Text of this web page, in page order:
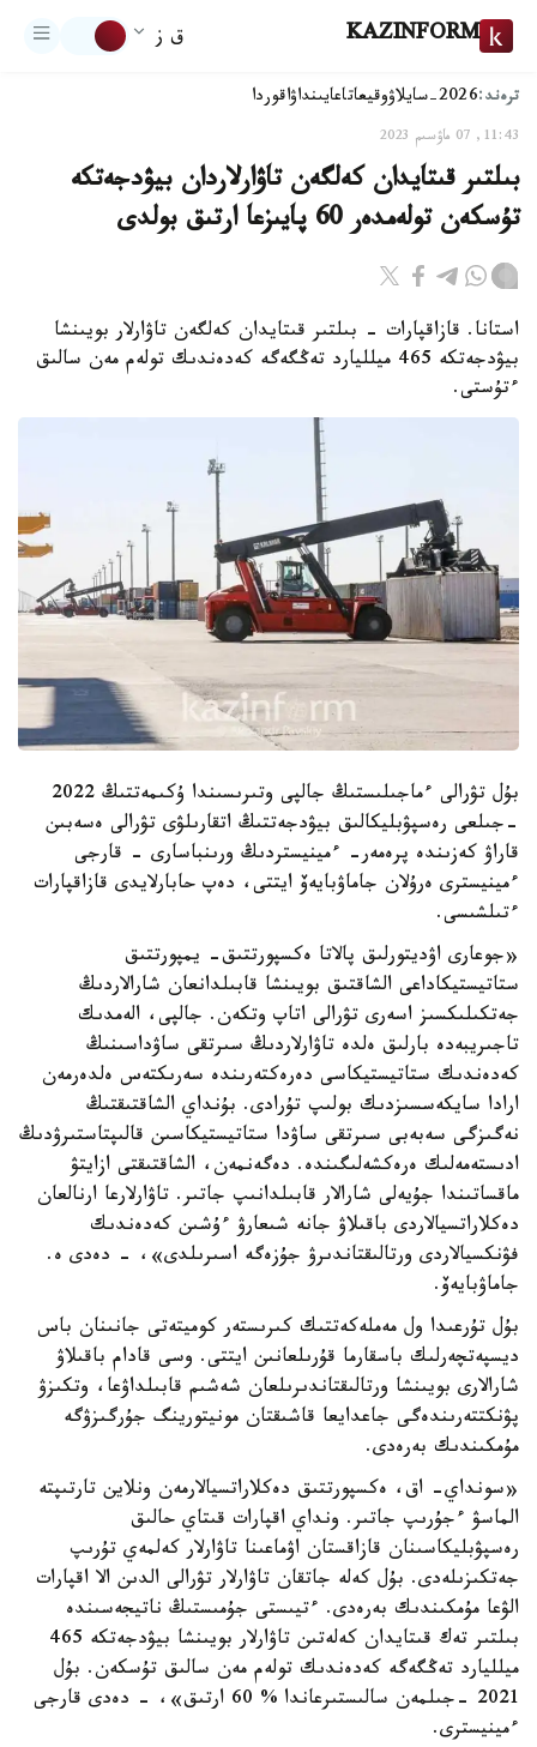
KAZINFORM ق ز
ترەند:2026-سايلاۋ وقيعاتاعايىنداۋاقوردا
11:43, 07 ماۋسىم 2023
بىلتىر قىتايدان كەلگەن تاۋارلاردان بيۋدجەتكە
تۇسكەن تولەمدەر 60 پايىزعا ارتىق بولدى
استانا. قازاقپارات - بىلتىر قىتايدان كەلگەن تاۋارلار بويىنشا
بيۋدجەتكە 465 ميلليارد تەڭگەگە كەدەندىك تولەم مەن سالىق
ءتۇستى.
بۇل تۋرالى ءماجىلىستىڭ جالپى وتىرىسىندا ۇكىمەتتىڭ 2022
-جىلعى رەسپۋبليكالىق بيۋدجەتتىڭ اتقارىلۋى تۋرالى ەسەبىن
قاراۋ كەزىندە پرەمەر- ءمينيستردىڭ ورىنباسارى - قارجى
ءمينيسترى ەرۇلان جاماۋبايەۆ ايتتى، دەپ حابارلايدى قازاقپارات
ءتىلشىسى.
«جوعارى اۋديتورلىق پالاتا ەكسپورتتىق- يمپورتتىق
ستاتيستيكاداعى الشاقتىق بويىنشا قابىلدانعان شارالاردىڭ
جەتكىلىكسىز اسەرى تۋرالى اتاپ وتكەن. جالپى، الەمدىك
تاجىريبەدە بارلىق ەلدە تاۋارلاردىڭ سىرتقى ساۋداسىنىڭ
كەدەندىك ستاتيستيكاسى دەرەكتەرىندە سەرىكتەس ەلدەرمەن
ارادا سايكەسسىزدىك بولىپ تۇرادى. بۇنداي الشاقتىقتىڭ
نەگىزگى سەبەبى سىرتقى ساۋدا ستاتيستيكاسىن قالىپتاستىرۋدىڭ
ادىستەمەلىك ەرەكشەلىگىندە. دەگەنمەن، الشاقتىقتى ازايتۋ
ماقساتىندا جۇيەلى شارالار قابىلدانىپ جاتىر. تاۋارلارعا ارنالعان
دەكلاراتسيالاردى باقىلاۋ جانە شىعارۋ ءۇشىن كەدەندىك
فۋنكسيالاردى ورتالىقتاندىرۋ جۇزەگە اسىرىلدى»، - دەدى ە.
جاماۋبايەۆ.
بۇل تۇرعىدا ول مەملەكەتتىك كىرىستەر كوميتەتى جانىنان باس
ديسپەتچەرلىك باسقارما قۇرىلعانىن ايتتى. وسى قادام باقىلاۋ
شارالارى بويىنشا ورتالىقتاندىرىلعان شەشىم قابىلداۋعا، وتكىزۋ
پۋنكتتەرىندەگى جاعدايعا قاشىقتان مونيتورينگ جۇرگىزۋگە
مۇمكىندىك بەرەدى.
«سونداي- اق، ەكسپورتتىق دەكلاراتسيالارمەن ونلاين تارتىپتە
الماسۋ ءجۇرىپ جاتىر. ونداي اقپارات قىتاي حالىق
رەسپۋبليكاسىنان قازاقستان اۋماعىنا تاۋارلار كەلمەي تۇرىپ
جەتكىزىلەدى. بۇل كەلە جاتقان تاۋارلار تۋرالى الدىن الا اقپارات
الۋعا مۇمكىندىك بەرەدى. ءتيىستى جۇمىستىڭ ناتيجەسىندە
بىلتىر تەك قىتايدان كەلەتىن تاۋارلار بويىنشا بيۋدجەتكە 465
ميلليارد تەڭگەگە كەدەندىك تولەم مەن سالىق تۇسكەن. بۇل
2021 -جىلمەن سالىستىرعاندا % 60 ارتىق»، - دەدى قارجى
ءمينيسترى.